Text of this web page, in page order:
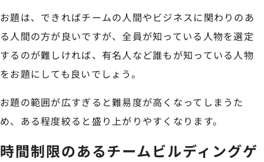
お題は、できればチームの人間やビジネスに関わりのあ
る人間の方が良いですが、全員が知っている人物を選定
するのが難しければ、有名人など誰もが知っている人物
をお題にしても良いでしょう。
お題の範囲が広すぎると難易度が高くなってしまうた
め、ある程度絞ると盛り上がりやすくなります。
時間制限のあるチームビルディングゲ